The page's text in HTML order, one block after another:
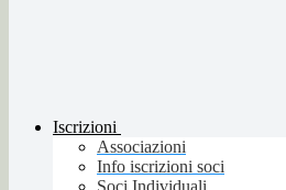
Iscrizioni
Associazioni
Info iscrizioni soci